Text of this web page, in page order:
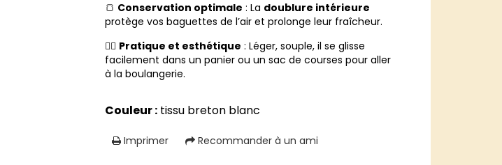
🍞 Conservation optimale : La doublure intérieure
protège vos baguettes de l’air et prolonge leur fraîcheur.
🚶‍♀️ Pratique et esthétique : Léger, souple, il se glisse
facilement dans un panier ou un sac de courses pour aller
à la boulangerie.
Couleur : tissu breton blanc
Imprimer Recommander à un ami